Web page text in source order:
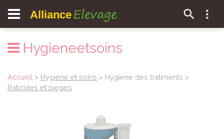
Alliance Elevage
Hygieneetsoins
Accueil > Hygiene et soins > Hygiene des batiments >
Raticides et pieges